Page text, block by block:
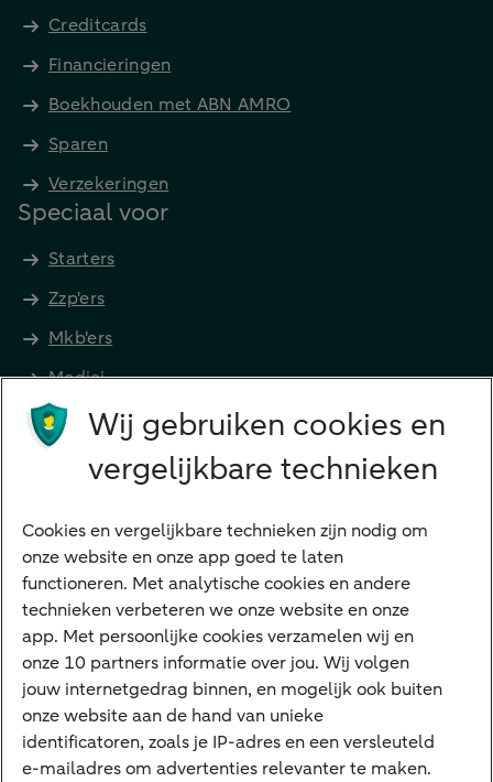
Creditcards
Financieringen
Boekhouden met ABN AMRO
Sparen
Verzekeringen
Speciaal voor
Starters
Zzp'ers
Mkb'ers
Medici
Advocaten en notarissen
Diensten
VraagHugo
Corporate Finance
Tikkie zakelijk
Cyber Veilig & Zeker
Private Banking
Interessant
Wij gebruiken cookies en
vergelijkbare technieken
Cookies en vergelijkbare technieken zijn nodig om
onze website en onze app goed te laten
functioneren. Met analytische cookies en andere
technieken verbeteren we onze website en onze
app. Met persoonlijke cookies verzamelen wij en
onze 10 partners informatie over jou. Wij volgen
jouw internetgedrag binnen, en mogelijk ook buiten
onze website aan de hand van unieke
identificatoren, zoals je IP-adres en een versleuteld
e-mailadres om advertenties relevanter te maken.